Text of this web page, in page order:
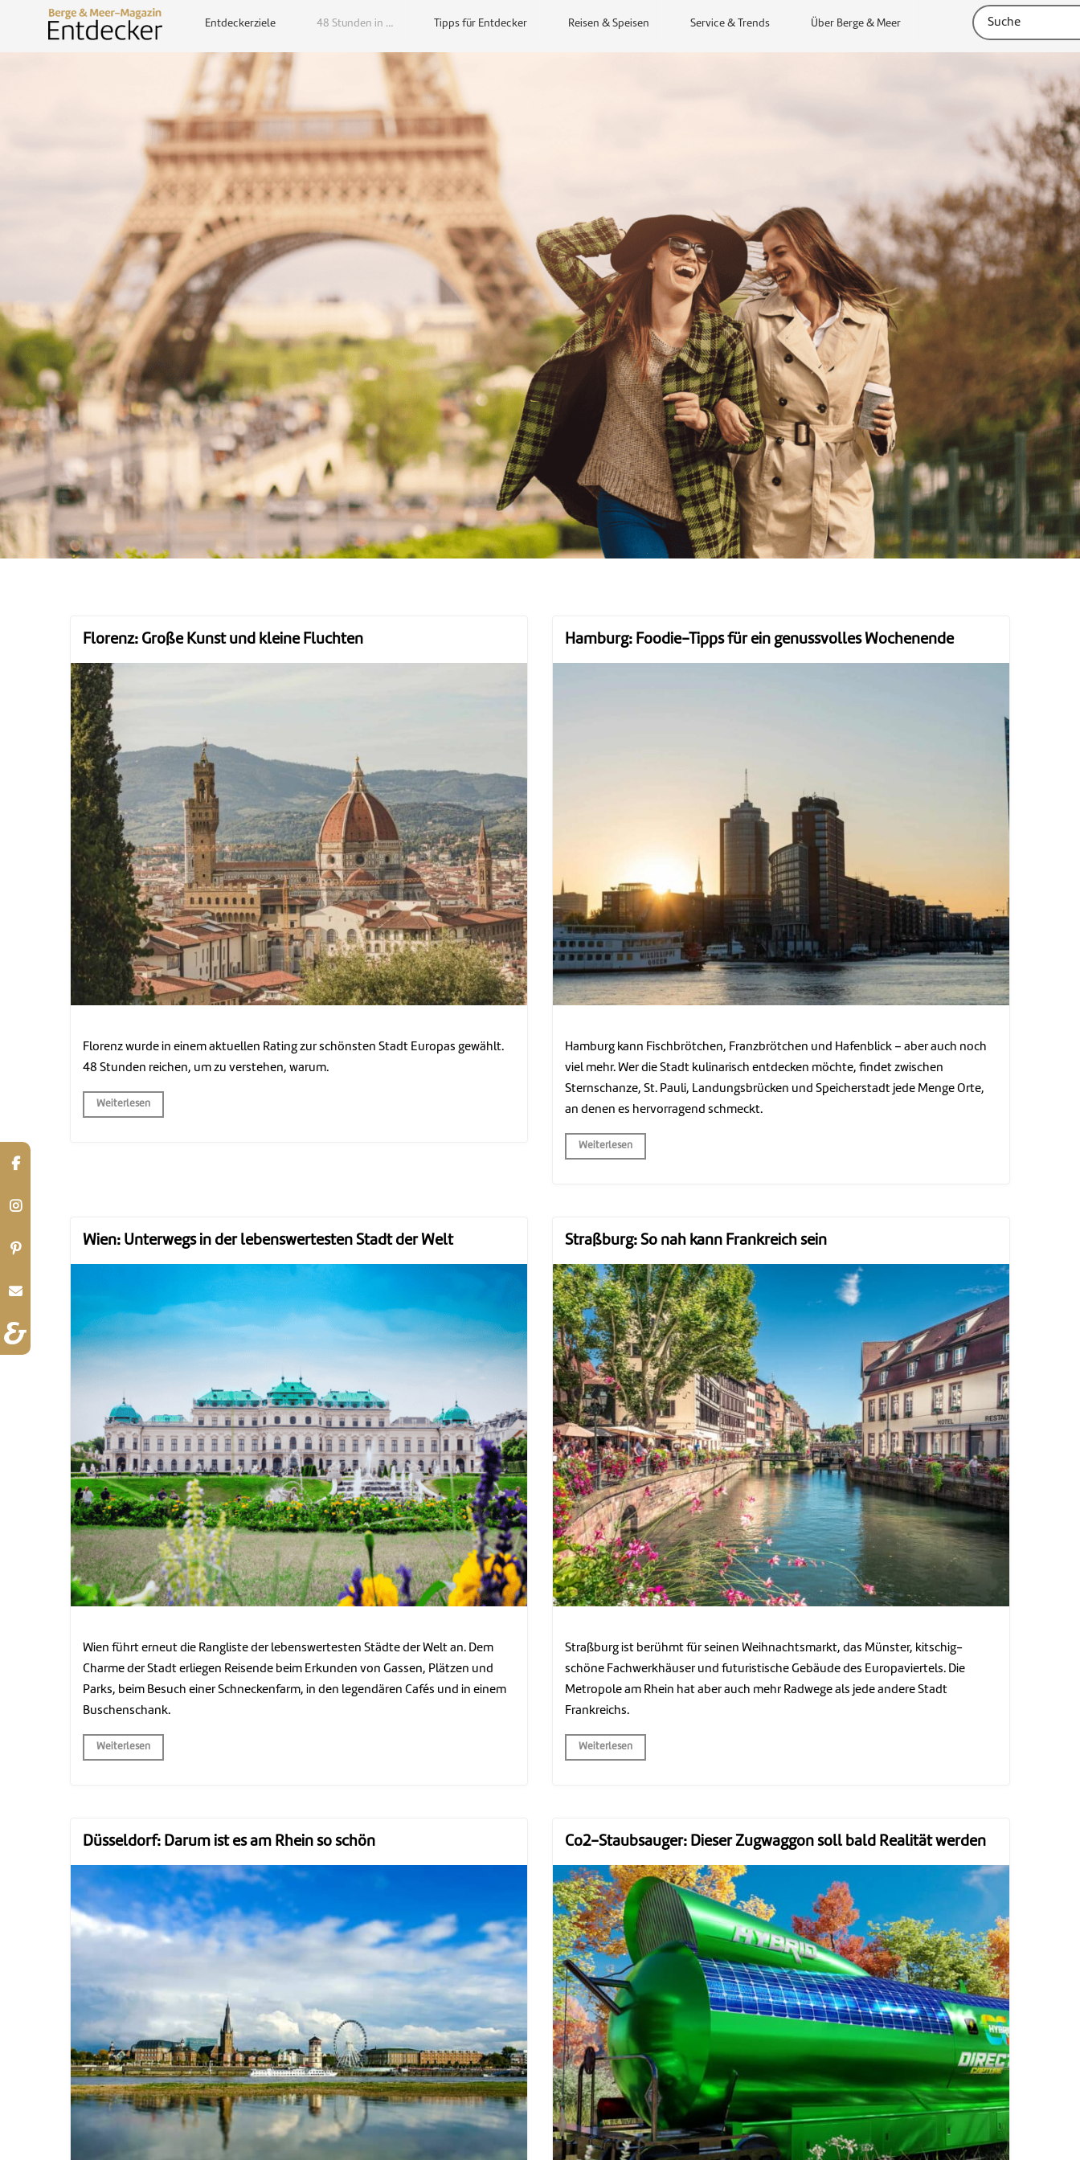
Entdeckerziele 48 Stunden in … Tipps für Entdecker Reisen & Speisen Service & Trends Über Berge & Meer
Florenz: Große Kunst und kleine Fluchten
Florenz wurde in einem aktuellen Rating zur schönsten Stadt Europas gewählt.
48 Stunden reichen, um zu verstehen, warum.
Weiterlesen
Hamburg: Foodie-Tipps für ein genussvolles Wochenende
Hamburg kann Fischbrötchen, Franzbrötchen und Hafenblick – aber auch noch
viel mehr. Wer die Stadt kulinarisch entdecken möchte, findet zwischen
Sternschanze, St. Pauli, Landungsbrücken und Speicherstadt jede Menge Orte,
an denen es hervorragend schmeckt.
Weiterlesen
Wien: Unterwegs in der lebenswertesten Stadt der Welt
Wien führt erneut die Rangliste der lebenswertesten Städte der Welt an. Dem
Charme der Stadt erliegen Reisende beim Erkunden von Gassen, Plätzen und
Parks, beim Besuch einer Schneckenfarm, in den legendären Cafés und in einem
Buschenschank.
Weiterlesen
Straßburg: So nah kann Frankreich sein
Straßburg ist berühmt für seinen Weihnachtsmarkt, das Münster, kitschig-
schöne Fachwerkhäuser und futuristische Gebäude des Europaviertels. Die
Metropole am Rhein hat aber auch mehr Radwege als jede andere Stadt
Frankreichs.
Weiterlesen
Düsseldorf: Darum ist es am Rhein so schön Co2-Staubsauger: Dieser Zugwaggon soll bald Realität werden